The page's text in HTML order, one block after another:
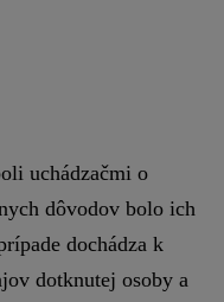
uchádzačmi o
dôvodov bolo ich
dochádza k
dotknutej osoby a